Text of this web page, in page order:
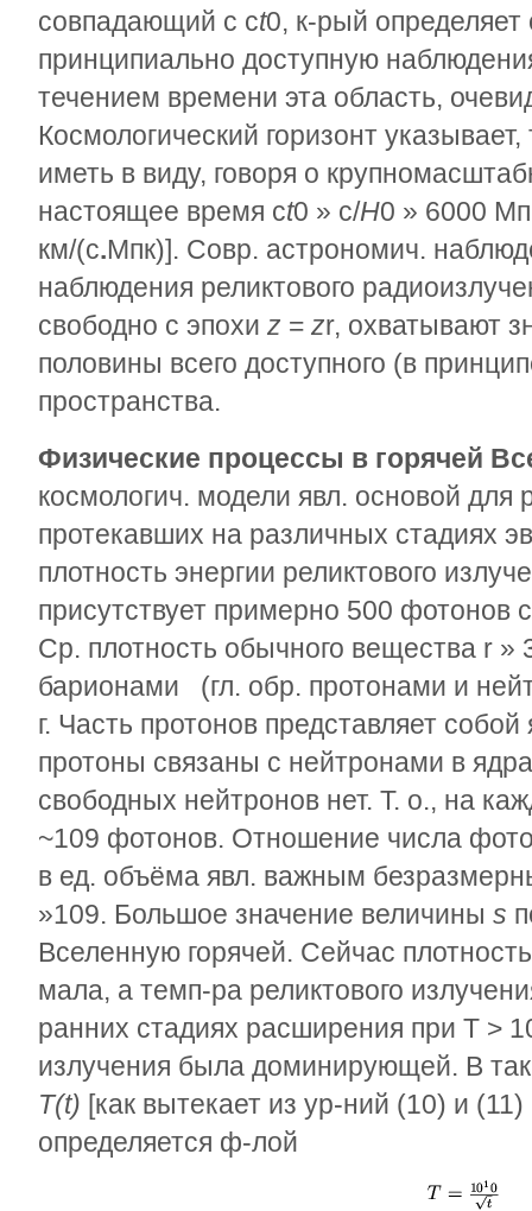
совпадающий с ct0, к-рый определяет
принципиально доступную
течением времени эта область,
Космологический горизонт
иметь в виду, говоря о
настоящее время ct0 » c/H0 » 6000
км/(с.Мпк)]. Совр. астрономич.
наблюдения реликтового
свободно с эпохи z = zr, охватывают
половины всего доступного (в
пространства.
Физические процессы в горячей
космологич. модели явл. основой для
протекавших на различных стадиях
плотность энергии реликтового
присутствует примерно 500 фотонов
Ср. плотность обычного вещества r »
барионами (гл. обр. протонами и
г. Часть протонов представляет
протоны связаны с нейтронами в
свободных нейтронов нет. Т. о., на
~109 фотонов. Отношение числа
в ед. объёма явл. важным
»109. Большое значение величины s
Вселенную горячей. Сейчас
мала, а темп-ра реликтового
ранних стадиях расширения при T >
излучения была доминирующей. В
Т(t) [как вытекает из ур-ний (10) и
определяется ф-лой